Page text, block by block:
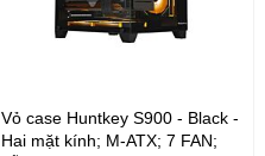
Vỏ case Huntkey S900 - Black -
Hai mặt kính; M-ATX; 7 FAN;